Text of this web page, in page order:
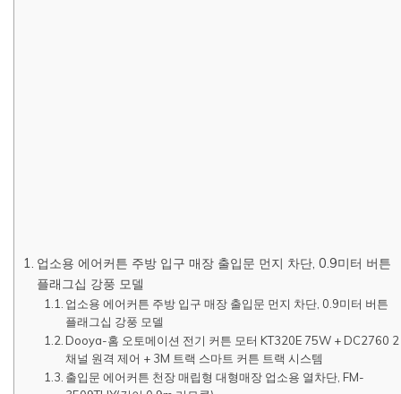
업소용 에어커튼 주방 입구 매장 출입문 먼지 차단, 0.9미터 버튼
플래그십 강풍 모델
업소용 에어커튼 주방 입구 매장 출입문 먼지 차단, 0.9미터 버튼
플래그십 강풍 모델
Dooya-홈 오토메이션 전기 커튼 모터 KT320E 75W + DC2760 2
채널 원격 제어 + 3M 트랙 스마트 커튼 트랙 시스템
출입문 에어커튼 천장 매립형 대형매장 업소용 열차단, FM-